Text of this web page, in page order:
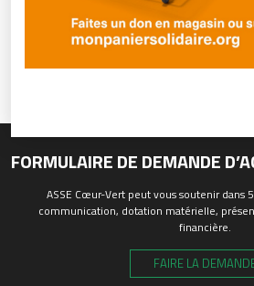
FORMULAIRE DE DEMANDE
ASSE Cœur-Vert peut vous soutenir dans
communication, dotation matérielle,
financière.
FAIRE LA